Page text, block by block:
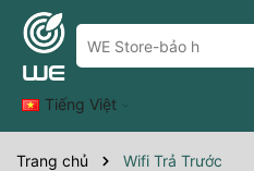
Tiếng Việt
Trang chủ Wifi Trả Trước